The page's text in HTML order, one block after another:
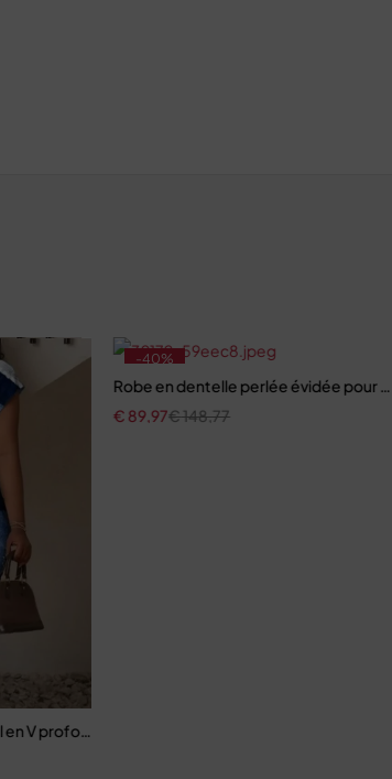
en V profond pour femmes
-40%
Robe en dentelle perlée évidée pour
€148,77
€ 89,97